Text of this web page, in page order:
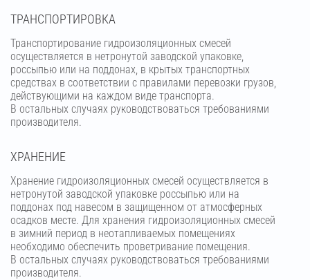
ТРАНСПОРТИРОВКА
Транспортирование гидроизоляционных смесей
осуществляется в нетронутой заводской упаковке,
россыпью или на поддонах, в крытых транспортных
средствах в соответствии с правилами перевозки грузов,
действующими на каждом виде транспорта.
В остальных случаях руководствоваться требованиями
производителя.
ХРАНЕНИЕ
Хранение гидроизоляционных смесей осуществляется в
нетронутой заводской упаковке россыпью или на
поддонах под навесом в защищенном от атмосферных
осадков месте. Для хранения гидроизоляционных смесей
в зимний период в неотапливаемых помещениях
необходимо обеспечить проветривание помещения.
В остальных случаях руководствоваться требованиями
производителя.